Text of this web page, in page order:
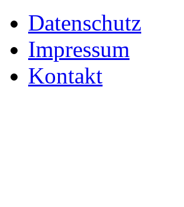
Datenschutz
Impressum
Kontakt